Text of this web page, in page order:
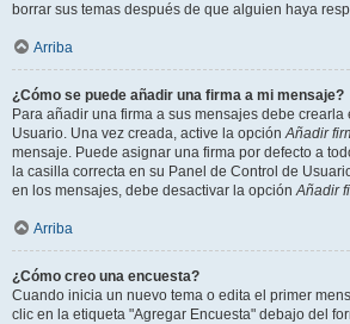
borrar sus temas después de que alguien haya
Arriba
¿Cómo se puede añadir una firma a mi mensaje?
Para añadir una firma a sus mensajes debe
Usuario. Una vez creada, active la opciónAñadir
mensaje. Puede asignar una firma por defecto a
la casilla correcta en su Panel de Control de
en los mensajes, debe desactivar la opciónAñadir
Arriba
¿Cómo creo una encuesta?
Cuando inicia un nuevo tema o edita el primer
clic en la etiqueta "Agregar Encuesta" debajo del